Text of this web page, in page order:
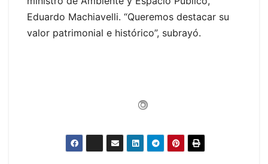
Eduardo Machiavelli. “Queremos destacar su
valor patrimonial e histórico”, subrayó.